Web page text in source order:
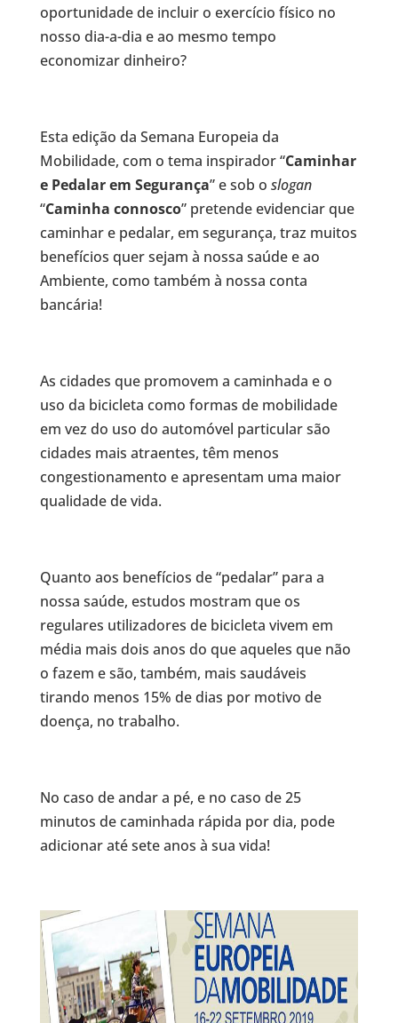
oportunidade de incluir o exercício físico no
nosso dia-a-dia e ao mesmo tempo
economizar dinheiro?
Esta edição da Semana Europeia da
Mobilidade, com o tema inspirador “Caminhar
e Pedalar em Segurança” e sob o slogan
“Caminha connosco” pretende evidenciar que
caminhar e pedalar, em segurança, traz muitos
benefícios quer sejam à nossa saúde e ao
Ambiente, como também à nossa conta
bancária!
As cidades que promovem a caminhada e o
uso da bicicleta como formas de mobilidade
em vez do uso do automóvel particular são
cidades mais atraentes, têm menos
congestionamento e apresentam uma maior
qualidade de vida.
Quanto aos benefícios de “pedalar” para a
nossa saúde, estudos mostram que os
regulares utilizadores de bicicleta vivem em
média mais dois anos do que aqueles que não
o fazem e são, também, mais saudáveis
tirando menos 15% de dias por motivo de
doença, no trabalho.
No caso de andar a pé, e no caso de 25
minutos de caminhada rápida por dia, pode
adicionar até sete anos à sua vida!